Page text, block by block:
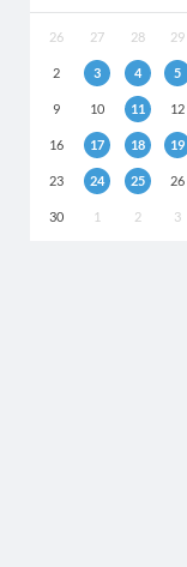
26 27 28 29
2 3 4 5
9 10 11 12
16 17 18 19
23 24 25 26
30 1 2 3